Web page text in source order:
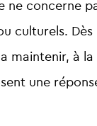
ne concerne
culturels.
maintenir, à
une